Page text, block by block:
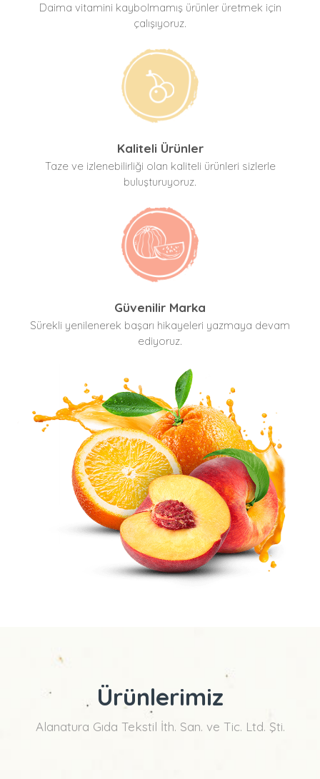
Daima vitamini kaybolmamış ürünler üretmek için
çalışıyoruz.
Kaliteli Ürünler
Taze ve izlenebilirliği olan kaliteli ürünleri sizlerle
buluşturuyoruz.
Güvenilir Marka
Sürekli yenilenerek başarı hikayeleri yazmaya devam
ediyoruz.
Ürünlerimiz
Alanatura Gıda Tekstil İth. San. ve Tic. Ltd. Şti.